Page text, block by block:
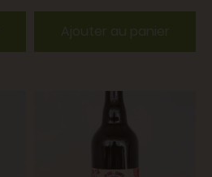
Ajouter au panier